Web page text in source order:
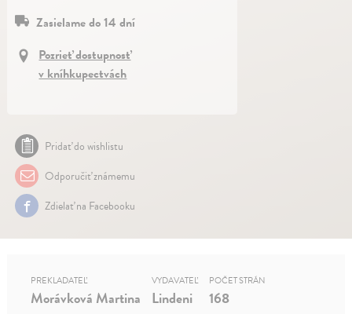
Zasielame do 14 dní
Pozrieť dostupnosť
v kníhkupectvách
Pridať do wishlistu
Odporučiť známemu
Zdielať na Facebooku
PREKLADATEĽ
Morávková Martina
VYDAVATEĽ
Lindeni
POČET STRÁN
168